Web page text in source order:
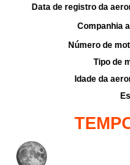
Data de registro da
Companhia
Número de
Tipo de
Idade da